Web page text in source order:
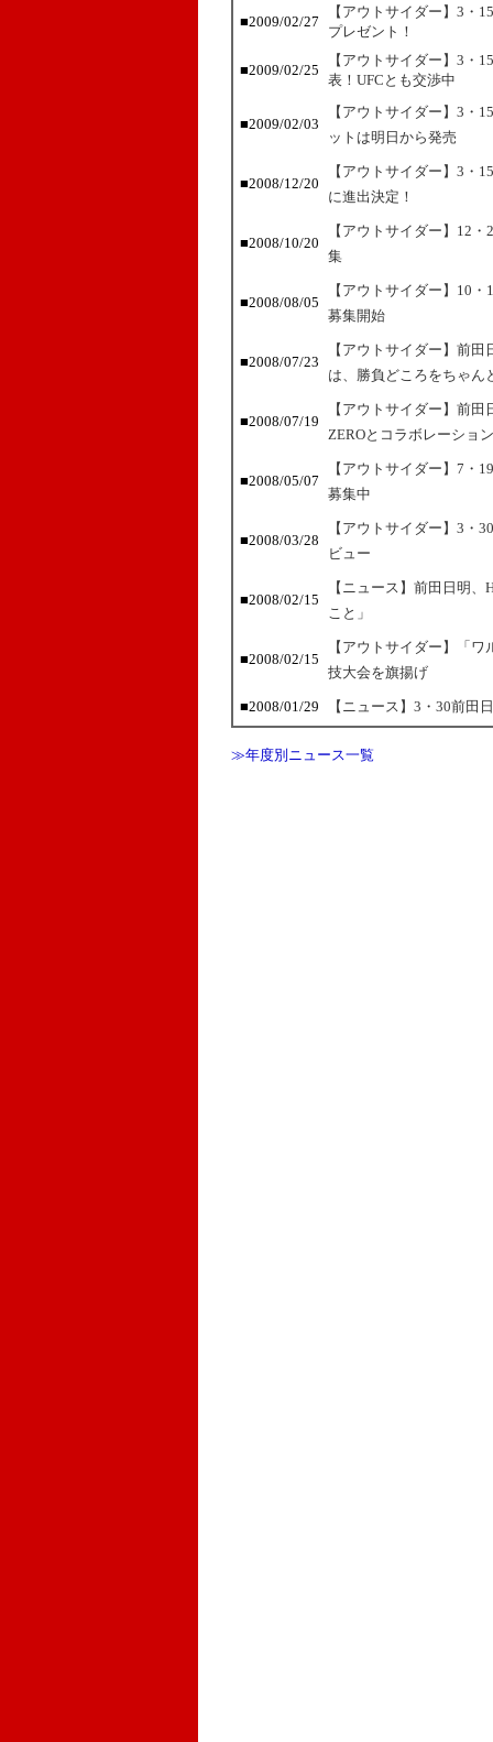
■2009/02/27
【アウトサイダー】3・
プレゼント！
■2009/02/25
【アウトサイダー】3・
表！UFCとも交渉中
■2009/02/03
【アウトサイダー】3・
ットは明日から発売
■2008/12/20
【アウトサイダー】3・
に進出決定！
■2008/10/20
【アウトサイダー】12
集
■2008/08/05
【アウトサイダー】10
募集開始
■2008/07/23
【アウトサイダー】前
は、勝負どころをちゃん
■2008/07/19
【アウトサイダー】前
ZEROとコラボレーション
■2008/05/07
【アウトサイダー】7・
募集中
■2008/03/28
【アウトサイダー】3・
ビュー
■2008/02/15
【ニュース】前田日明、
こと」
■2008/02/15
【アウトサイダー】「
技大会を旗揚げ
■2008/01/29 【ニュース】3・30前田
≫年度別ニュース一覧